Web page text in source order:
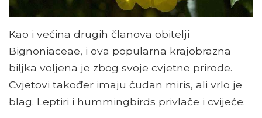
Kao i većina drugih članova obitelji
Bignoniaceae, i ova popularna krajobrazna
biljka voljena je zbog svoje cvjetne prirode.
Cvjetovi također imaju čudan miris, ali vrlo je
blag. Leptiri i hummingbirds privlače i cvijeće.